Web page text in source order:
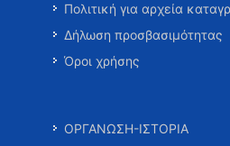
Πολιτική για αρχεία
Δήλωση προσβασιμότητας
Όροι χρήσης
ΟΡΓΑΝΩΣΗ-ΙΣΤΟΡΙΑ